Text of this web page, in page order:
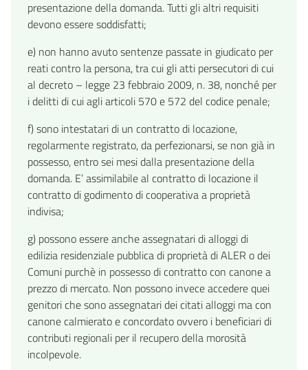
presentazione della domanda. Tutti gli altri requisiti
devono essere soddisfatti;
e) non hanno avuto sentenze passate in giudicato per
reati contro la persona, tra cui gli atti persecutori di cui
al decreto – legge 23 febbraio 2009, n. 38, nonché per
i delitti di cui agli articoli 570 e 572 del codice penale;
f) sono intestatari di un contratto di locazione,
regolarmente registrato, da perfezionarsi, se non già in
possesso, entro sei mesi dalla presentazione della
domanda. E’ assimilabile al contratto di locazione il
contratto di godimento di cooperativa a proprietà
indivisa;
g) possono essere anche assegnatari di alloggi di
edilizia residenziale pubblica di proprietà di ALER o dei
Comuni purchè in possesso di contratto con canone a
prezzo di mercato. Non possono invece accedere quei
genitori che sono assegnatari dei citati alloggi ma con
canone calmierato e concordato ovvero i beneficiari di
contributi regionali per il recupero della morosità
incolpevole.